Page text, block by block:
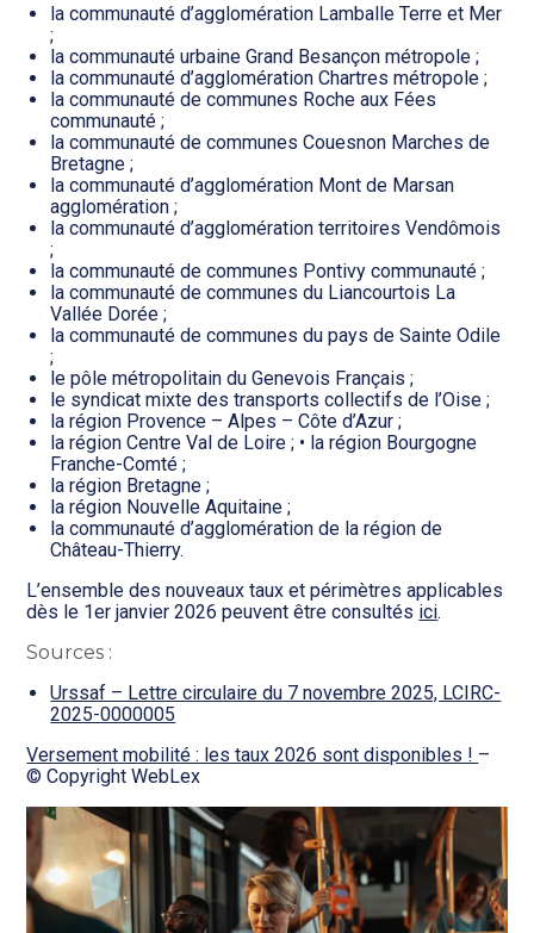
la communauté d’agglomération Lamballe Terre et Mer
;
la communauté urbaine Grand Besançon métropole ;
la communauté d’agglomération Chartres métropole ;
la communauté de communes Roche aux Fées
communauté ;
la communauté de communes Couesnon Marches de
Bretagne ;
la communauté d’agglomération Mont de Marsan
agglomération ;
la communauté d’agglomération territoires Vendômois
;
la communauté de communes Pontivy communauté ;
la communauté de communes du Liancourtois La
Vallée Dorée ;
la communauté de communes du pays de Sainte Odile
;
le pôle métropolitain du Genevois Français ;
le syndicat mixte des transports collectifs de l’Oise ;
la région Provence – Alpes – Côte d’Azur ;
la région Centre Val de Loire ; • la région Bourgogne
Franche-Comté ;
la région Bretagne ;
la région Nouvelle Aquitaine ;
la communauté d’agglomération de la région de
Château-Thierry.
L’ensemble des nouveaux taux et périmètres applicables
dès le 1er janvier 2026 peuvent être consultés ici.
Sources :
Urssaf – Lettre circulaire du 7 novembre 2025, LCIRC-
2025-0000005
Versement mobilité : les taux 2026 sont disponibles ! –
© Copyright WebLex